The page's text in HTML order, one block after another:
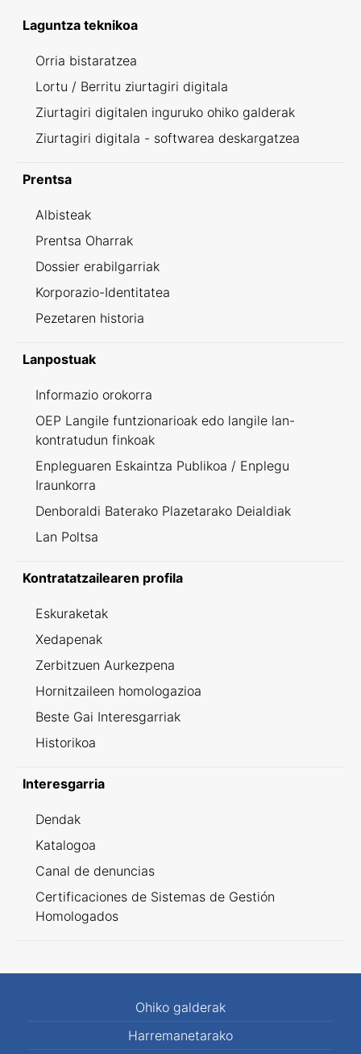
Laguntza teknikoa
Orria bistaratzea
Lortu / Berritu ziurtagiri digitala
Ziurtagiri digitalen inguruko ohiko galderak
Ziurtagiri digitala - softwarea deskargatzea
Prentsa
Albisteak
Prentsa Oharrak
Dossier erabilgarriak
Korporazio-Identitatea
Pezetaren historia
Lanpostuak
Informazio orokorra
OEP Langile funtzionarioak edo langile lan-
kontratudun finkoak
Enpleguaren Eskaintza Publikoa / Enplegu
Iraunkorra
Denboraldi Baterako Plazetarako Deialdiak
Lan Poltsa
Kontratatzailearen profila
Eskuraketak
Xedapenak
Zerbitzuen Aurkezpena
Hornitzaileen homologazioa
Beste Gai Interesgarriak
Historikoa
Interesgarria
Dendak
Katalogoa
Canal de denuncias
Certificaciones de Sistemas de Gestión
Homologados
Ohiko galderak
Harremanetarako